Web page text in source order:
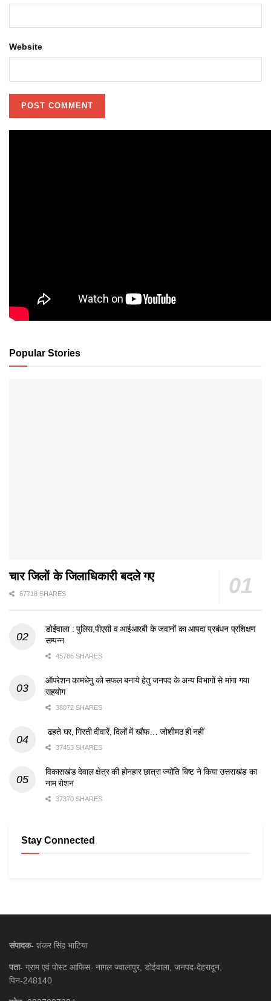
Website
Popular Stories
चार जिलों के जिलाधिकारी बदले गए
67718 SHARES
डोईवाला : पुलिस,पीएसी व आईआरबी के जवानों का आपदा प्रबंधन प्रशिक्षण
सम्पन्न
45786 SHARES
ऑपरेशन कामधेनु को सफल बनाये हेतु जनपद के अन्य विभागों से मांगा गया
सहयोग
38072 SHARES
ढहते घर, गिरती दीवारें, दिलों में खौफ… जोशीमठ ही नहीं
37453 SHARES
विकासखंड देवाल क्षेत्र की होनहार छात्रा ज्योति बिष्ट ने किया उत्तराखंड का
नाम रोशन
37370 SHARES
Stay Connected
संपादक- शंकर सिंह भाटिया
पता- ग्राम एवं पोस्ट आफिस- नागल ज्वालापुर, डोईवाला, जनपद-देहरादून,
पिन-248140